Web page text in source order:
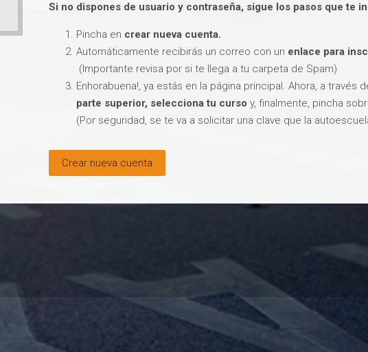
Si no dispones de usuario y contraseña, sigue los pasos que te
Pincha en crear nueva cuenta.
Automáticamente recibirás un correo con un enlace para
(Importante revisa por si te llega a tu carpeta de Spam)
Enhorabuena!, ya estás en la página principal. Ahora, a través
parte superior, selecciona tu curso y, finalmente, pincha
(Por seguridad, se te va a solicitar una clave que la
Crear nueva cuenta